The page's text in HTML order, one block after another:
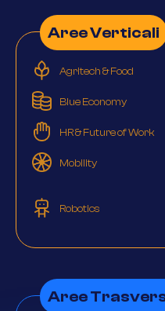
Aree Verticali
Agritech & Food
Blue Economy
HR & Future of Work
Mobility
Robotics
Aree